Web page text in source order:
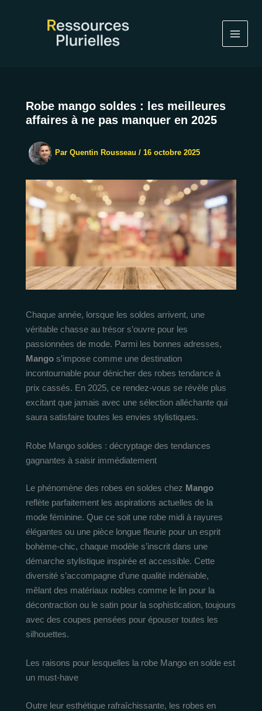
Robe mango soldes : les meilleures
affaires à ne pas manquer en 2025
Par Quentin Rousseau / 16 octobre 2025
Chaque année, lorsque les soldes arrivent, une
véritable chasse au trésor s’ouvre pour les
passionnées de mode. Parmi les bonnes adresses,
Mango s’impose comme une destination
incontournable pour dénicher des robes tendance à
prix cassés. En 2025, ce rendez-vous se révèle plus
excitant que jamais avec une sélection alléchante qui
saura satisfaire toutes les envies stylistiques.
Robe Mango soldes : décryptage des tendances
gagnantes à saisir immédiatement
Le phénomène des robes en soldes chez Mango
reflète parfaitement les aspirations actuelles de la
mode féminine. Que ce soit une robe midi à rayures
élégantes ou une pièce longue fleurie pour un esprit
bohème-chic, chaque modèle s’inscrit dans une
démarche stylistique inspirée et accessible. Cette
diversité s’accompagne d’une qualité indéniable,
mêlant des matériaux nobles comme le lin pour la
décontraction ou le satin pour la sophistication, toujours
avec des coupes pensées pour épouser toutes les
silhouettes.
Les raisons pour lesquelles la robe Mango en solde est
un must-have
Outre leur esthétique rafraîchissante, les robes en